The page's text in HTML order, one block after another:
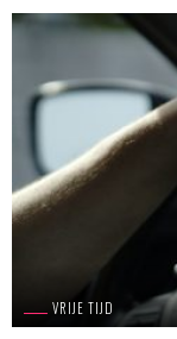
VRIJE TIJD